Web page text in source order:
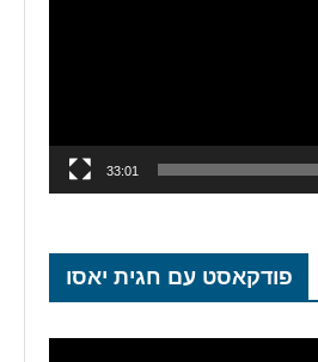
33:01
פודקאסט עם חגית יאסו